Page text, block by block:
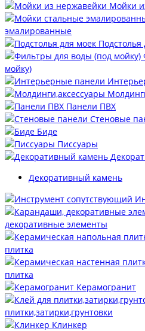
Мойки
эмалированные
Подстолья
мойку)
Панели ПВХ
Стеновые
Биде
Писсуары
Декоративный камень
декоративные элементы
плитка
плитка
Керамогранит
плитки,затирки,грунтовки
Клинкер